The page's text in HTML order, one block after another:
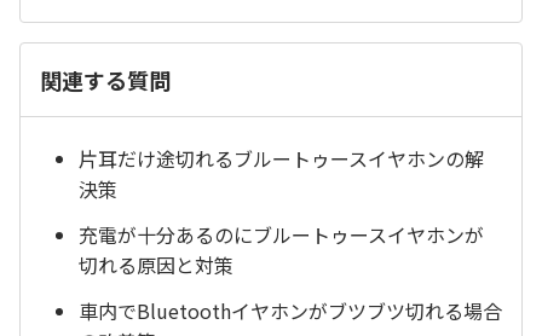
関連する質問
片耳だけ途切れるブルートゥースイヤホンの解
決策
充電が十分あるのにブルートゥースイヤホンが
切れる原因と対策
車内でBluetoothイヤホンがブツブツ切れる場合